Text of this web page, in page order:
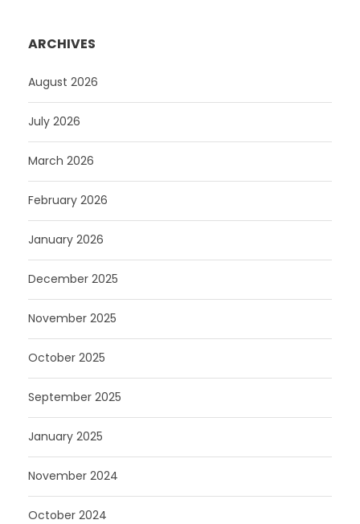
ARCHIVES
August 2026
July 2026
March 2026
February 2026
January 2026
December 2025
November 2025
October 2025
September 2025
January 2025
November 2024
October 2024